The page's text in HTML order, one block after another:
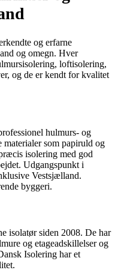
og erfarne
og omegn. Hver
loftisolering,
og de er kendt for kvalitet
hulmurs- og
som papiruld og
isolering med god
Udgangspunkt i
Vestsjælland.
byggeri.
isolatør siden 2008. De har
og etageadskillelser og
Isolering har et